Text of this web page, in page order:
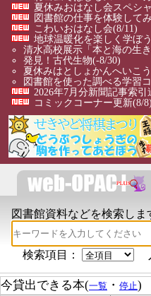
夏休みおはなし会スペシ
図書館の仕事を体験して
こわいおはなし会(8/11)
地球温暖化を楽しく学ぼう
清水高校展示「本と海の生
発見！古代生物(-8/30)
夏休みはとしょかんへいこ
図書館を使った調べる学習
2026年7月分新聞記事索引
コミックコーナー更新(8/8)
図書館資料などを検索し
検索項目：
今貸出できる本(一覧 ・ 停止)